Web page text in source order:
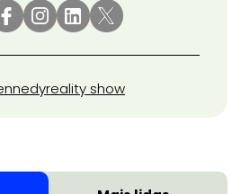
reality show